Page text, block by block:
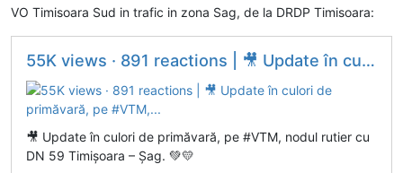
VO Timisoara Sud in trafic in zona Sag, de la DRDP Timisoara:
55K views · 891 reactions | 🎥 Update în culori de primăvară, pe #VTM,...
🎥 Update în culori de primăvară, pe #VTM, nodul rutier cu
DN 59 Timișoara – Șag. 💚💛